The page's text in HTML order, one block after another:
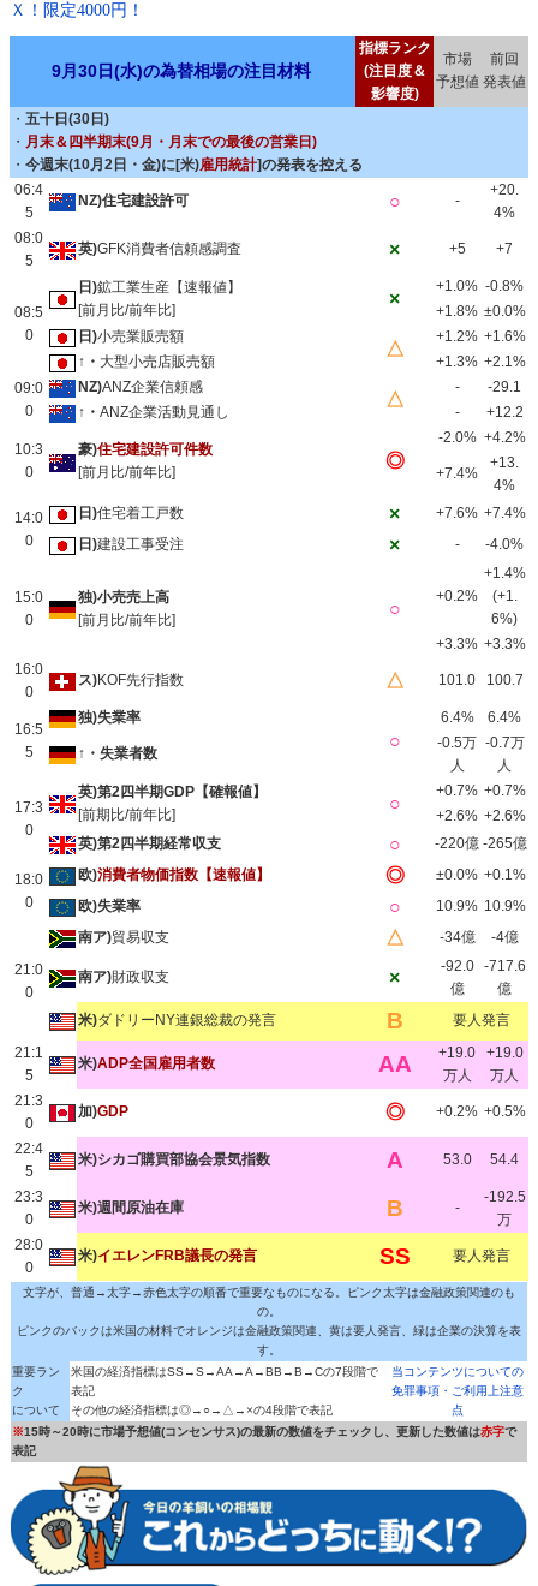
Ｘ！限定4000円！
9月30日(水)の為替相場の注目材料
指標ランク
(注目度＆
影響度)
市場
予想値
前回
発表値
・ 五十日(30日)
・ 月末＆四半期末(9月・月末での最後の営業日)
・ 今週末(10月2日・金)に[米)雇用統計]の発表を控える
06:4
5
NZ)住宅建設許可 ○ -
+20.
4%
08:0
5
英)GFK消費者信頼感調査 × +5 +7
08:5
0
日)鉱工業生産【速報値】
[前月比/前年比]
×
+1.0% -0.8%
+1.8% ±0.0%
日)小売業販売額
△
+1.2% +1.6%
↑・ 大型小売店販売額 +1.3% +2.1%
09:0
0
NZ)ANZ企業信頼感
△
-
-29.1
↑・ ANZ企業活動見通し - +12.2
10:3
0
豪)住宅建設許可件数
[前月比/前年比]
◎
-2.0% +4.2%
+7.4%
+13.
4%
14:0
0
日)住宅着工戸数 × +7.6% +7.4%
日)建設工事受注 × - -4.0%
15:0
0
独)小売売上高
[前月比/前年比]
○
+0.2%
+1.4%
(+1.
6%)
+3.3% +3.3%
16:0
0
ス)KOF先行指数 △ 101.0 100.7
16:5
5
独)失業率
○
6.4% 6.4%
↑・失業者数
-0.5万
人
-0.7万
人
17:3
0
英)第2四半期GDP【確報値】
[前期比/前年比]
○
+0.7% +0.7%
+2.6% +2.6%
英)第2四半期経常収支
○ -220億 -265億
18:0
0
欧)消費者物価指数【速報値】 ◎ ±0.0% +0.1%
欧)失業率
○ 10.9% 10.9%
21:0
0
南ア)貿易収支 △ -34億 -4億
南ア)財政収支 ×
-92.0
億
-717.6
億
米)ダドリーNY連銀総裁の発言 B
要人発言
21:1
5
米)ADP全国雇用者数 AA
+19.0
万人
+19.0
万人
21:3
0
加)GDP ◎ +0.2% +0.5%
22:4
5
米)シカゴ購買部協会景気指数 A 53.0 54.4
23:3
0
米)週間原油在庫 B -
-192.5
万
28:0
0
米)イエレンFRB議長の発言 SS 要人発言
文字が、普通→太字→赤色太字の順番で重要なものになる。ピンク太字は金融政策関連のも
の。
ピンクのバックは米国の材料でオレンジは金融政策関連、黄は要人発言、緑は企業の決算を表
す。
重要ラン
ク
について
米国の経済指標はSS→S→AA→A→BB→B→Cの7段階で
表記
その他の経済指標は◎→○→△→×の4段階で表記
当コンテンツについての
免罪事項・ご利用上注意
点
※15時～20時に市場予想値(コンセンサス)の最新の数値をチェックし、更新した数値は赤字で
表記